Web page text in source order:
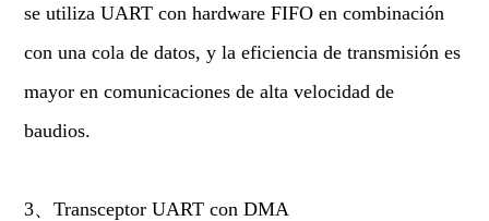
se utiliza UART con hardware FIFO en combinación
con una cola de datos, y la eficiencia de transmisión es
mayor en comunicaciones de alta velocidad de
baudios.
3、Transceptor UART con DMA